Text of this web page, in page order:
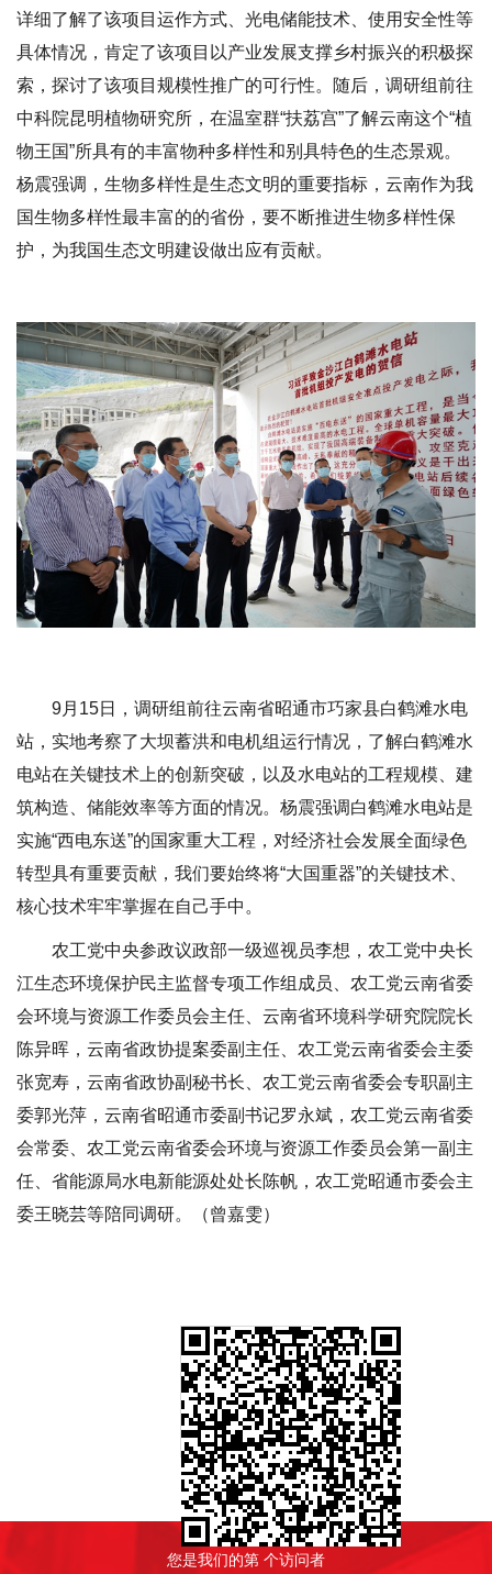
详细了解了该项目运作方式、光电储能技术、使用安全性等
具体情况，肯定了该项目以产业发展支撑乡村振兴的积极探
索，探讨了该项目规模性推广的可行性。随后，调研组前往
中科院昆明植物研究所，在温室群“扶荔宫”了解云南这个“植
物王国”所具有的丰富物种多样性和别具特色的生态景观。
杨震强调，生物多样性是生态文明的重要指标，云南作为我
国生物多样性最丰富的的省份，要不断推进生物多样性保
护，为我国生态文明建设做出应有贡献。
9月15日，调研组前往云南省昭通市巧家县白鹤滩水电
站，实地考察了大坝蓄洪和电机组运行情况，了解白鹤滩水
电站在关键技术上的创新突破，以及水电站的工程规模、建
筑构造、储能效率等方面的情况。杨震强调白鹤滩水电站是
实施“西电东送”的国家重大工程，对经济社会发展全面绿色
转型具有重要贡献，我们要始终将“大国重器”的关键技术、
核心技术牢牢掌握在自己手中。
农工党中央参政议政部一级巡视员李想， 农工党中央长
江生态环境保护民主监督专项工作组成员、农工党云南省委
会环境与资源工作委员会主任、云南省环境科学研究院院长
陈异晖， 云南省政协提案委副主任、农工党云南省委会主委
张宽寿，云南省政协副秘书长、农工党云南省委会专职副主
委郭光萍，云南省昭通市委副书记罗永斌，农工党云南省委
会常委、农工党云南省委会环境与资源工作委员会第一副主
任、省能源局水电新能源处处长陈帆，农工党昭通市委会主
委王晓芸等陪同调研。（曾嘉雯）
文章二维码
您是我们的第 个访问者